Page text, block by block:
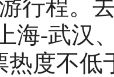
行程。
海-武汉
热度不低